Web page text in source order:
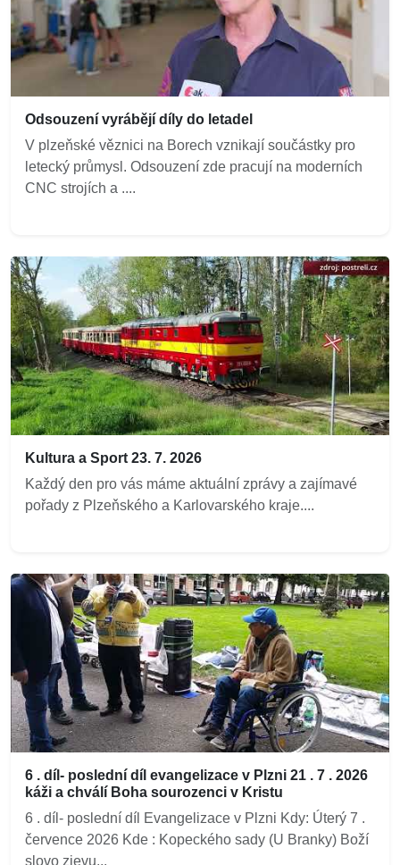
Odsouzení vyrábějí díly do letadel
V plzeňské věznici na Borech vznikají součástky pro
letecký průmysl. Odsouzení zde pracují na moderních
CNC strojích a ....
Kultura a Sport 23. 7. 2026
Každý den pro vás máme aktuální zprávy a zajímavé
pořady z Plzeňského a Karlovarského kraje....
6 . díl- poslední díl evangelizace v Plzni 21 . 7 . 2026
káži a chválí Boha sourozenci v Kristu
6 . díl- poslední díl Evangelizace v Plzni Kdy: Úterý 7 .
července 2026 Kde : Kopeckého sady (U Branky) Boží
slovo zjevu...